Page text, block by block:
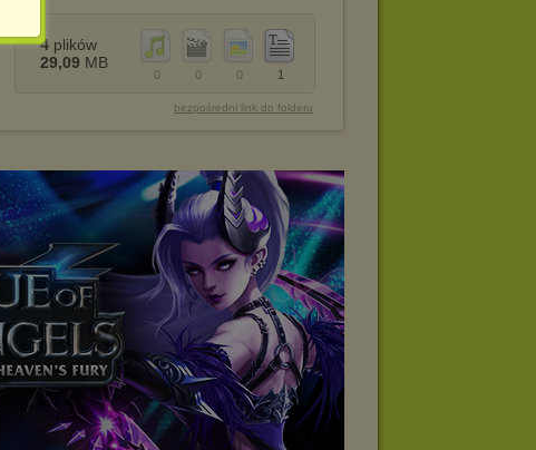
w
1
0
0
0
4 plików
29,09 MB
bezpośredni link do folderu